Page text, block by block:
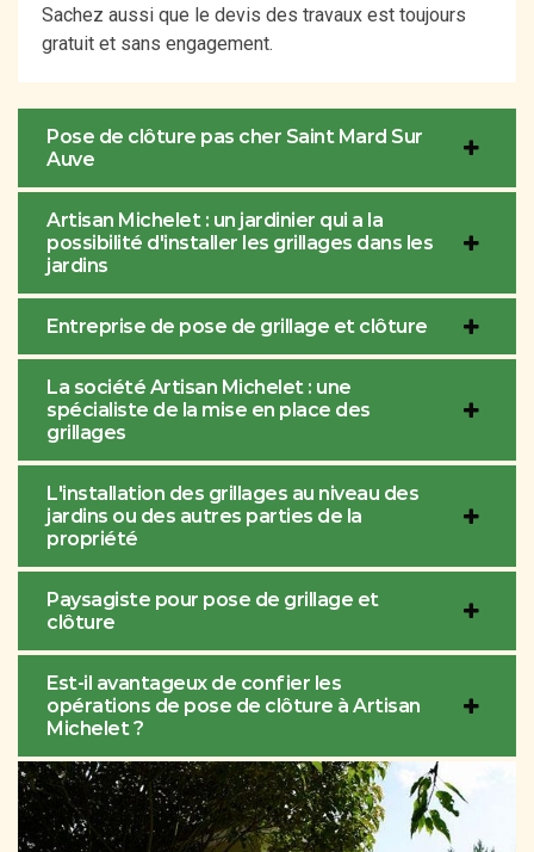
Sachez aussi que le devis des travaux est toujours
gratuit et sans engagement.
Pose de clôture pas cher Saint Mard Sur
Auve
Artisan Michelet : un jardinier qui a la
possibilité d'installer les grillages dans les
jardins
Entreprise de pose de grillage et clôture
La société Artisan Michelet : une
spécialiste de la mise en place des
grillages
L'installation des grillages au niveau des
jardins ou des autres parties de la
propriété
Paysagiste pour pose de grillage et
clôture
Est-il avantageux de confier les
opérations de pose de clôture à Artisan
Michelet ?